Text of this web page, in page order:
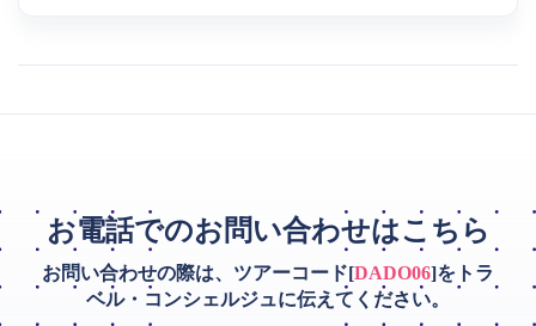
お電話でのお問い合わせはこちら
お問い合わせの際は、ツアーコード[DADO06]をトラ
ベル・コンシェルジュに伝えてください。